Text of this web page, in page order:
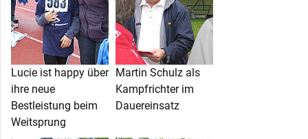
Lucie ist happy über
ihre neue
Bestleistung beim
Weitsprung
Martin Schulz als
Kampfrichter im
Dauereinsatz